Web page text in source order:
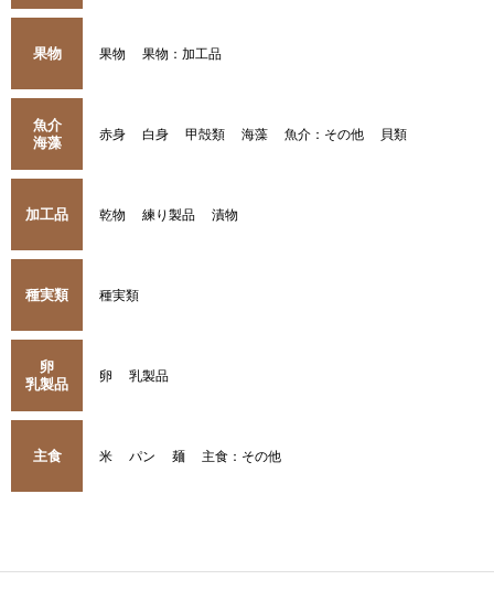
果物 果物 果物：加工品
魚介
海藻
赤身 白身 甲殻類 海藻 魚介：その他 貝類
加工品 乾物 練り製品 漬物
種実類 種実類
卵
乳製品
卵 乳製品
主食 米 パン 麺 主食：その他